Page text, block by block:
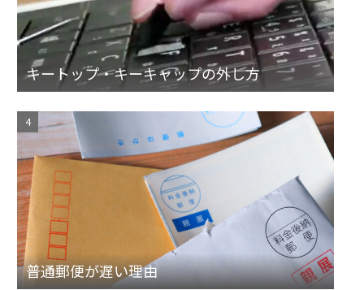
キートップ・キーキャップの外し方
普通郵便が遅い理由